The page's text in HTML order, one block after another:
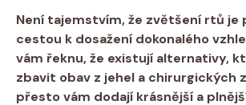
Není tajemstvím, že zvětšení rtů je
cestou k dosažení dokonalého
vám řeknu, že existují alternativy,
zbavit obav z jehel a chirurgických
přesto vám dodají krásnější a